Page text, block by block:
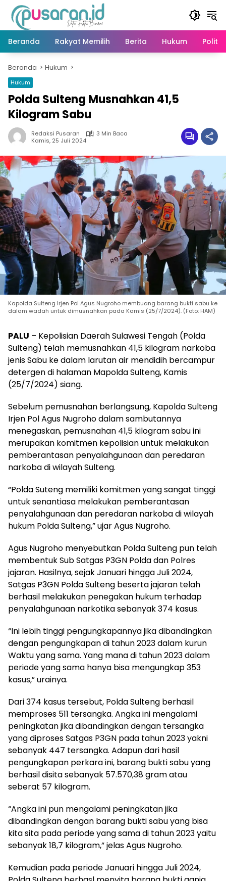
Langsung
konten
Beranda
Rakyat Memilih Berita Hukum Politik
Beranda Hukum
Hukum
Polda Sulteng Musnahkan 41,5
Kilogram Sabu
Redaksi Pusaran
3 Min Baca
Kamis, 25 Juli 2024
Kapolda Sulteng Irjen Pol Agus Nugroho membuang barang bukti sabu ke
dalam wadah untuk dimusnahkan pada Kamis (25/7/2024). (Foto: HAM)
PALU – Kepolisian Daerah Sulawesi Tengah (Polda
Sulteng) telah memusnahkan 41,5 kilogram narkoba
jenis Sabu ke dalam larutan air mendidih bercampur
detergen di halaman Mapolda Sulteng, Kamis
(25/7/2024) siang.
Sebelum pemusnahan berlangsung, Kapolda Sulteng
Irjen Pol Agus Nugroho dalam sambutannya
menegaskan, pemusnahan 41,5 kilogram sabu ini
merupakan komitmen kepolisian untuk melakukan
pemberantasan penyalahgunaan dan peredaran
narkoba di wilayah Sulteng.
“Polda Suteng memiliki komitmen yang sangat tinggi
untuk senantiasa melakukan pemberantasan
penyalahgunaan dan peredaran narkoba di wilayah
hukum Polda Sulteng,” ujar Agus Nugroho.
Agus Nugroho menyebutkan Polda Sulteng pun telah
membentuk Sub Satgas P3GN Polda dan Polres
jajaran. Hasilnya, sejak Januari hingga Juli 2024,
Satgas P3GN Polda Sulteng beserta jajaran telah
berhasil melakukan penegakan hukum terhadap
penyalahgunaan narkotika sebanyak 374 kasus.
“Ini lebih tinggi pengungkapannya jika dibandingkan
dengan pengungkapan di tahun 2023 dalam kurun
Waktu yang sama. Yang mana di tahun 2023 dalam
periode yang sama hanya bisa mengungkap 353
kasus,” urainya.
Dari 374 kasus tersebut, Polda Sulteng berhasil
memproses 511 tersangka. Angka ini mengalami
peningkatan jika dibandingkan dengan tersangka
yang diproses Satgas P3GN pada tahun 2023 yakni
sebanyak 447 tersangka. Adapun dari hasil
pengungkapan perkara ini, barang bukti sabu yang
berhasil disita sebanyak 57.570,38 gram atau
seberat 57 kilogram.
“Angka ini pun mengalami peningkatan jika
dibandingkan dengan barang bukti sabu yang bisa
kita sita pada periode yang sama di tahun 2023 yaitu
sebanyak 18,7 kilogram,” jelas Agus Nugroho.
Kemudian pada periode Januari hingga Juli 2024,